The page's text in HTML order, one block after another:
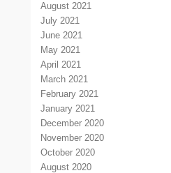
August 2021
July 2021
June 2021
May 2021
April 2021
March 2021
February 2021
January 2021
December 2020
November 2020
October 2020
August 2020